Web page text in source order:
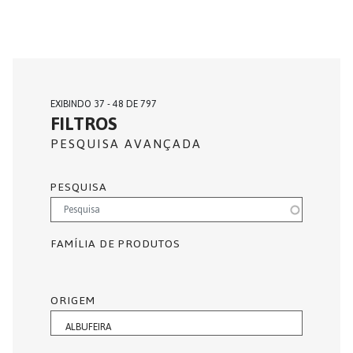
EXIBINDO 37 - 48 DE 797
FILTROS
PESQUISA AVANÇADA
PESQUISA
FAMÍLIA DE PRODUTOS
ORIGEM